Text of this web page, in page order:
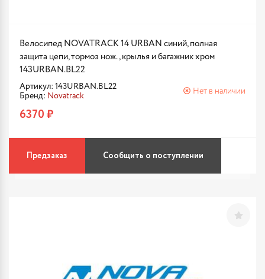
Велосипед NOVATRACK 14 URBAN синий, полная
защита цепи, тормоз нож., крылья и багажник хром
143URBAN.BL22
Артикул: 143URBAN.BL22
Бренд: Novatrack
Нет в наличии
6370 ₽
Предзаказ Сообщить о поступлении